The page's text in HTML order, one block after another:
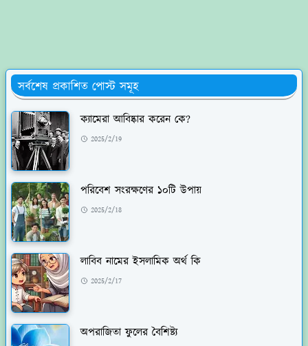
সর্বশেষ প্রকাশিত পোস্ট সমূহ
ক্যামেরা আবিষ্কার করেন কে?
2025/2/19
পরিবেশ সংরক্ষণের ১০টি উপায়
2025/2/18
লাবিব নামের ইসলামিক অর্থ কি
2025/2/17
অপরাজিতা ফুলের বৈশিষ্ট্য